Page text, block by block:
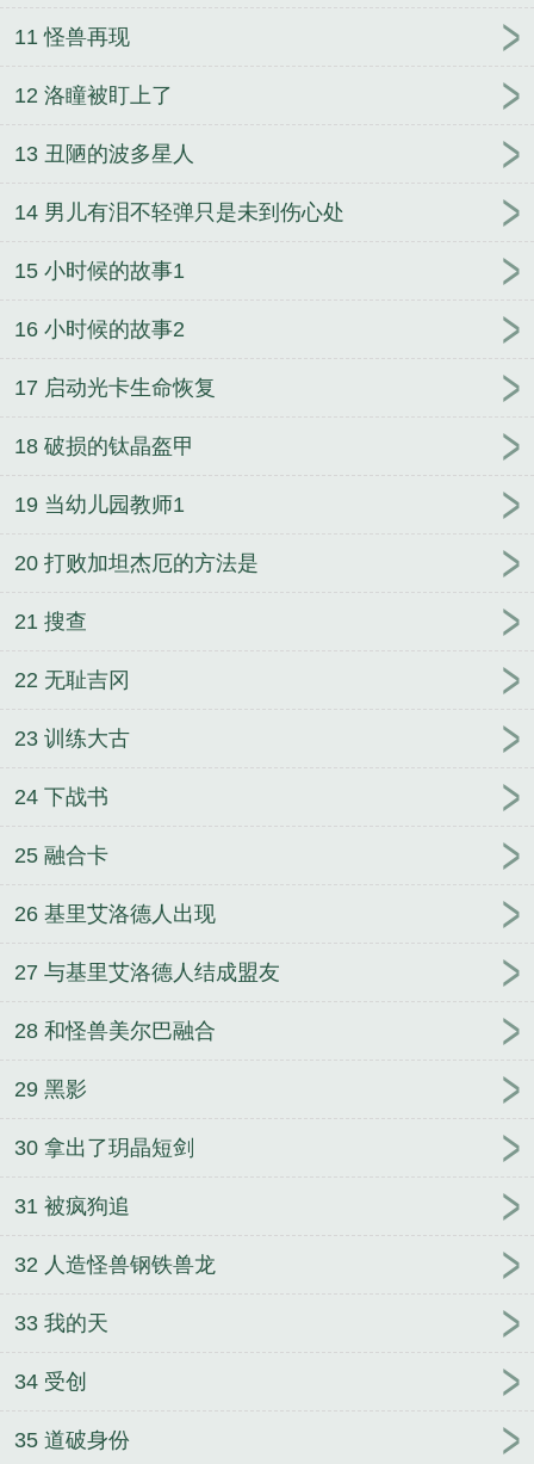
11 怪兽再现
12 洛瞳被盯上了
13 丑陋的波多星人
14 男儿有泪不轻弹只是未到伤心处
15 小时候的故事1
16 小时候的故事2
17 启动光卡生命恢复
18 破损的钛晶盔甲
19 当幼儿园教师1
20 打败加坦杰厄的方法是
21 搜查
22 无耻吉冈
23 训练大古
24 下战书
25 融合卡
26 基里艾洛德人出现
27 与基里艾洛德人结成盟友
28 和怪兽美尔巴融合
29 黑影
30 拿出了玥晶短剑
31 被疯狗追
32 人造怪兽钢铁兽龙
33 我的天
34 受创
35 道破身份